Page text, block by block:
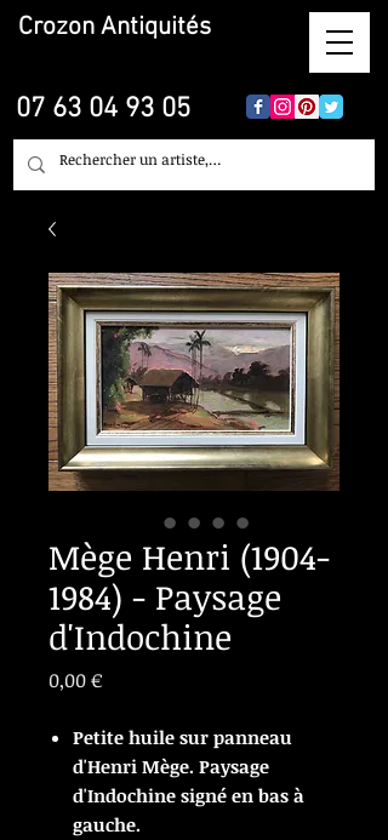
Crozon Antiquités
07 63 04 93 05
Mège Henri (1904-
1984) - Paysage
d'Indochine
0,00 €Prix
Petite huile sur panneau
d'Henri Mège. Paysage
d'Indochine signé en bas à
gauche.